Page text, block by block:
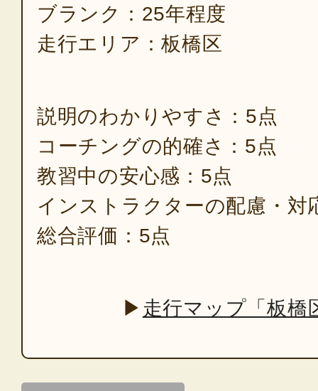
ブランク：25年程度
走行エリア：板橋区
説明のわかりやすさ：5点
コーチングの的確さ：5点
教習中の安心感：5点
インストラクターの配慮・対
総合評価：5点
▶ 走行マップ「板橋